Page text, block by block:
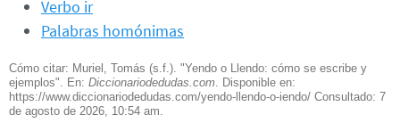
Verbo ir
Palabras homónimas
Cómo citar: Muriel, Tomás (s.f.). "Yendo o Llendo: cómo se escribe y
ejemplos". En: Diccionariodedudas.com. Disponible en:
https://www.diccionariodedudas.com/yendo-llendo-o-iendo/ Consultado: 7
de agosto de 2026, 10:54 am.